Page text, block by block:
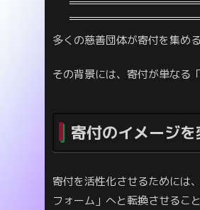
多くの慈善団体が寄付を集め
その背景には、寄付が単なる
寄付のイメージ
寄付を活性化させるためには
フォーム」へと転換させるこ